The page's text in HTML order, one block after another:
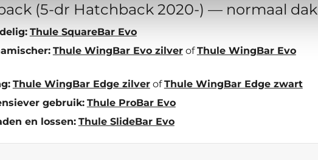
(5-dr Hatchback 2020-) — normaal dak
Thule SquareBar Evo
Thule WingBar Evo zilverofThule WingBar Evo
Thule WingBar Edge zilverofThule WingBar Edge zwart
gebruik: Thule ProBar Evo
en lossen: Thule SlideBar Evo